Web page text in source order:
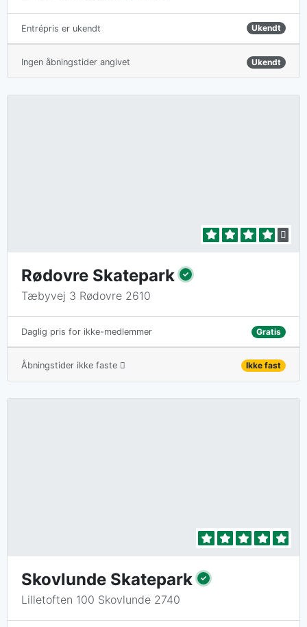
Entrépris er ukendt Ukendt
Ingen åbningstider angivet Ukendt
Rødovre Skatepark
Tæbyvej 3 Rødovre 2610
Daglig pris for ikke-medlemmer Gratis
Åbningstider ikke faste Ikke fast
Skovlunde Skatepark
Lilletoften 100 Skovlunde 2740